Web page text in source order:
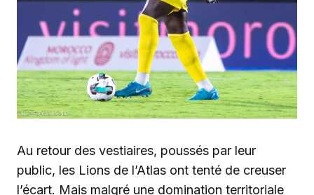
Au retour des vestiaires, poussés par leur
public, les Lions de l’Atlas ont tenté de creuser
l’écart. Mais malgré une domination territoriale